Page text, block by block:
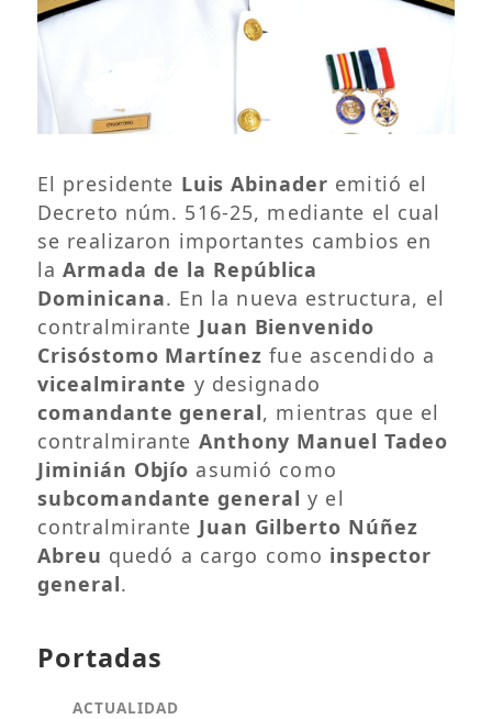
El presidente Luis Abinader emitió el
Decreto núm. 516-25, mediante el cual
se realizaron importantes cambios en
laArmada de la República
Dominicana. En la nueva estructura, el
contralmirante Juan Bienvenido
Crisóstomo Martínez fue ascendido a
vicealmirante y designado
comandante general, mientras que el
contralmirante Anthony Manuel Tadeo
Jiminián Objío asumió como
subcomandante general y el
contralmirante Juan Gilberto Núñez
Abreu quedó a cargo como inspector
general.
Portadas
ACTUALIDAD